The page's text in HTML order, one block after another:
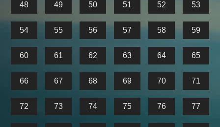
48 49 50 51 52 53
54 55 56 57 58 59
60 61 62 63 64 65
66 67 68 69 70 71
72 73 74 75 76 77